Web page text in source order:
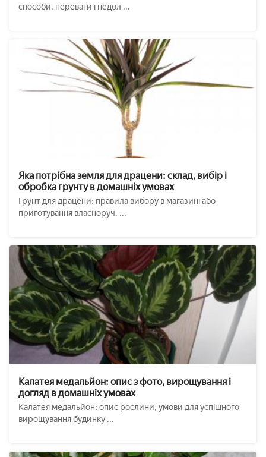
способи, переваги і недол ...
Яка потрібна земля для драцени: склад, вибір і
обробка грунту в домашніх умовах
Грунт для драцени: правила вибору в магазині або
приготування власноруч. ...
Калатея медальйон: опис з фото, вирощування і
догляд в домашніх умовах
Калатея медальйон: опис рослини, умови для успішного
вирощування будинку ...